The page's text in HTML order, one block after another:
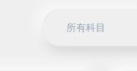
所有科目